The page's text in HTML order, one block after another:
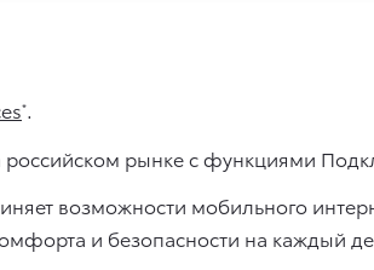
*.
российском рынке с функциями
возможности мобильного
и безопасности на каждый